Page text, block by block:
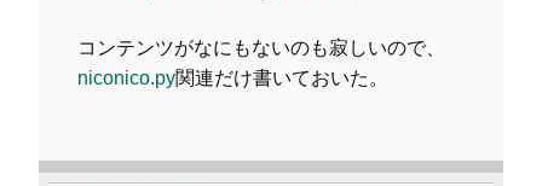
コンテンツがなにもないのも寂しいので、
niconico.py関連だけ書いておいた。